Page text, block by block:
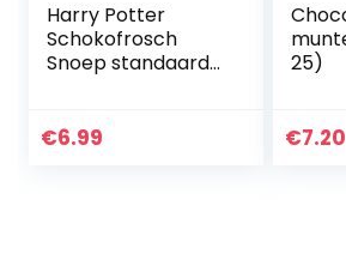
Harry Potter
Schokofrosch
Snoep standaard
€6.99
25)
€7.20